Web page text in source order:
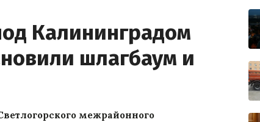
Калининградом
шлагбаум и
межрайонного